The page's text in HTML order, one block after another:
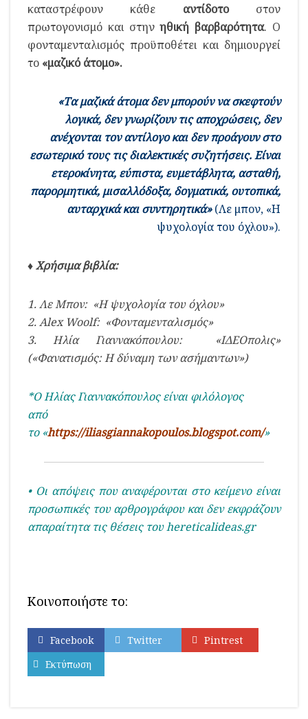
καταστρέφουν κάθε αντίδοτοστον
πρωτογονισμό και στηνηθική βαρβαρότητα. Ο
φονταμενταλισμός προϋποθέτει και δημιουργεί
το «μαζικό άτομο».
«Τα μαζικά άτομα δεν μπορούν να σκεφτούν
λογικά, δεν γνωρίζουν τις αποχρώσεις, δεν
ανέχονται τον αντίλογο και δεν προάγουν στο
εσωτερικό τους τις διαλεκτικές συζητήσεις. Είναι
ετεροκίνητα, εύπιστα, ευμετάβλητα, ασταθή,
παρορμητικά, μισαλλόδοξα, δογματικά, ουτοπικά,
αυταρχικά και συντηρητικά»(Λε μπον, «Η
ψυχολογία του όχλου»).
♦ Χρήσιμα βιβλία:
1. Λε Μπον: «Η ψυχολογία του όχλου»
2. Alex Woolf: «Φονταμενταλισμός»
3. Ηλία Γιαννακόπουλου: «ΙΔΕΟπολις»
(«Φανατισμός: Η δύναμη των ασήμαντων»)
*Ο Ηλίας Γιαννακόπουλος είναι φιλόλογος
από
το «https://iliasgiannakopoulos.blogspot.com/»
• Οι απόψεις που αναφέρονται στο κείμενο είναι
προσωπικές του αρθρογράφου και δεν εκφράζουν
απαραίτητα τις θέσεις του hereticalideas.gr
Κοινοποιήστε το:
Facebook Twitter
Pintrest
Εκτύπωση